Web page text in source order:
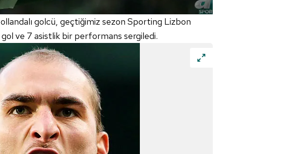
Kanunu uyarınca hazırlanmış Aydınlatma Metnimizi okumak ve sitemizde ilgili
çerezlerle ilgili bilgi almak için lütfen tıklayınız.
golcü, geçtiğimiz sezon Sporting Lizbon
gol ve 7 asistlik bir performans sergiledi.